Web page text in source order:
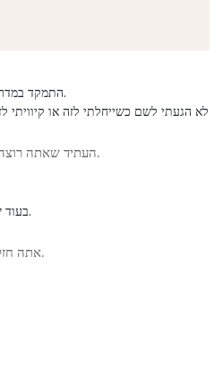
התמקד במדרגה שלפניך ולא בכל גרם המדרגות.
לא הגעתי לשם כשייחלתי לזה או
העתיד שאתה רוצה הוא בעבודה שאתה נמנע ממנה.
בעוד שנה מהיום, הלוואי שהתחלת היום.
אתה חזק יותר ממה שאתה חושב שאתה.